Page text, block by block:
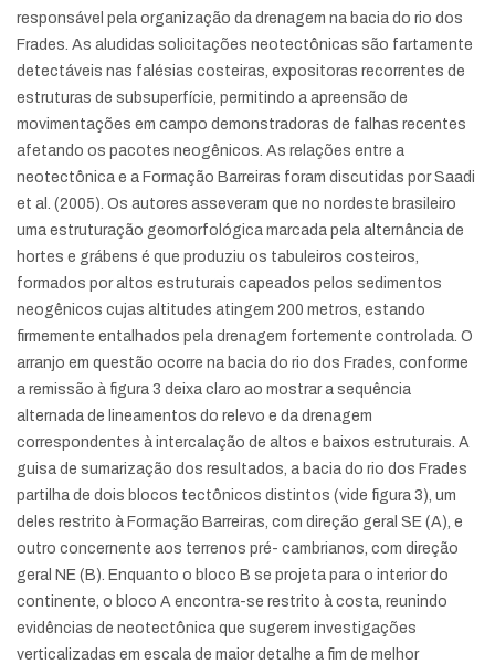
responsável pela organização da drenagem na bacia do rio dos
Frades. As aludidas solicitações neotectônicas são fartamente
detectáveis nas falésias costeiras, expositoras recorrentes de
estruturas de subsuperfície, permitindo a apreensão de
movimentações em campo demonstradoras de falhas recentes
afetando os pacotes neogênicos. As relações entre a
neotectônica e a Formação Barreiras foram discutidas por Saadi
et al. (2005). Os autores asseveram que no nordeste brasileiro
uma estruturação geomorfológica marcada pela alternância de
hortes e grábens é que produziu os tabuleiros costeiros,
formados por altos estruturais capeados pelos sedimentos
neogênicos cujas altitudes atingem 200 metros, estando
firmemente entalhados pela drenagem fortemente controlada. O
arranjo em questão ocorre na bacia do rio dos Frades, conforme
a remissão à figura 3 deixa claro ao mostrar a sequência
alternada de lineamentos do relevo e da drenagem
correspondentes à intercalação de altos e baixos estruturais. A
guisa de sumarização dos resultados, a bacia do rio dos Frades
partilha de dois blocos tectônicos distintos (vide figura 3), um
deles restrito à Formação Barreiras, com direção geral SE (A), e
outro concernente aos terrenos pré- cambrianos, com direção
geral NE (B). Enquanto o bloco B se projeta para o interior do
continente, o bloco A encontra-se restrito à costa, reunindo
evidências de neotectônica que sugerem investigações
verticalizadas em escala de maior detalhe a fim de melhor